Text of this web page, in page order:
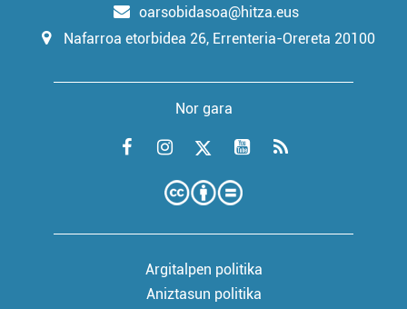
oarsobidasoa@hitza.eus
Nafarroa etorbidea 26, Errenteria-Orereta 20100
Nor gara
Argitalpen politika
Aniztasun politika